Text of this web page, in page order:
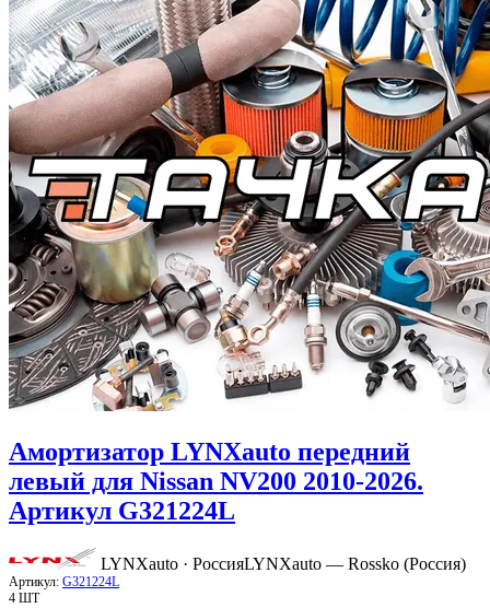
Амортизатор LYNXauto передний
левый для Nissan NV200 2010-2026.
Артикул G321224L
LYNXauto · РоссияLYNXauto — Rossko (Россия)
Артикул: G321224L
4 ШТ